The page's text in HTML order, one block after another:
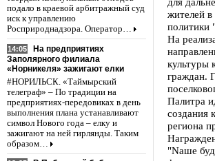
подало в краевой арбитражный суд
иск к управлению
Росприроднадзора. Оператор…
14:05
На предприятиях
Заполярного филиала
«Норникеля» зажигают елки
#НОРИЛЬСК. «Таймырский
телеграф» – По традиции на
предприятиях-передовиках в день
выполнения плана устанавливают
символ Нового года – елку и
зажигают на ней гирлянды. Таким
образом…
жителей
политики
На
культуры
граждан.
Палитра
создания
региона
"Nаше